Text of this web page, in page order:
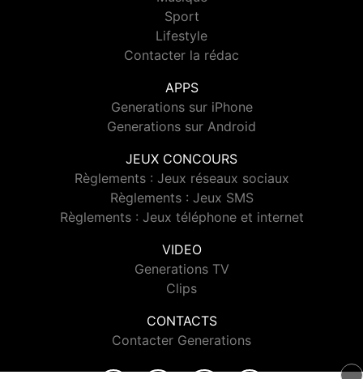
Sport
Lifestyle
Contacter la rédac
APPS
Generations sur iPhone
Generations sur Android
JEUX CONCOURS
Règlements : Jeux réseaux sociaux
Règlements : Jeux SMS
Règlements : Jeux téléphone et internet
VIDEO
Generations TV
Clips
CONTACTS
Contacter Generations